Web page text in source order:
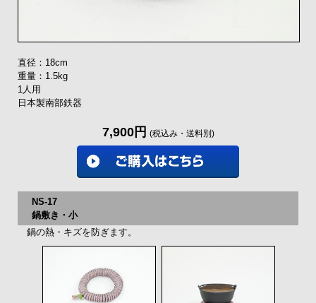
直径：18cm
重量：1.5kg
1人用
日本製南部鉄器
7,900円 (税込み・送料別)
NS-17
鍋敷き・小
鍋の熱・キズを防ぎます。